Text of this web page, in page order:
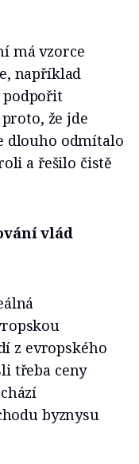
má vzorce
například
podpořit
že jde
dlouho odmítalo
a řešilo čistě
vlád
z evropského
třeba ceny
byznysu